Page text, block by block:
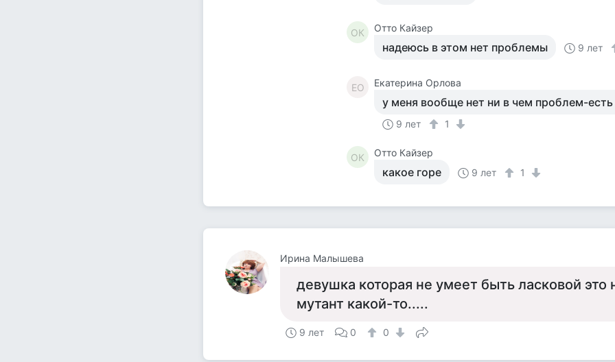
ОК Отто Кайзер
надеюсь в этом нет проблемы 9 лет
ЕО Екатерина Орлова
у меня вообще нет ни в чем проблем-
9 лет 1
ОК Отто Кайзер
какое горе 9 лет 1
Ирина Малышева
девушка которая не умеет быть ласковой это
мутант какой-то.....
9 лет 0 0